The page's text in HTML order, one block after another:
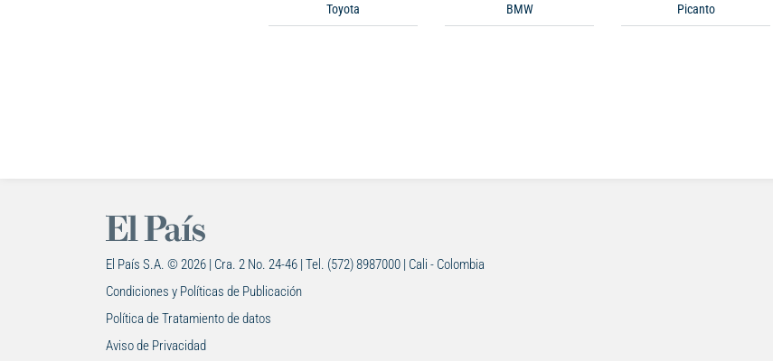
Toyota BMW Picanto
El País S.A. © 2026 | Cra. 2 No. 24-46 | Tel. (572) 8987000 | Cali - Colombia
Condiciones y Políticas de Publicación
Política de Tratamiento de datos
Aviso de Privacidad